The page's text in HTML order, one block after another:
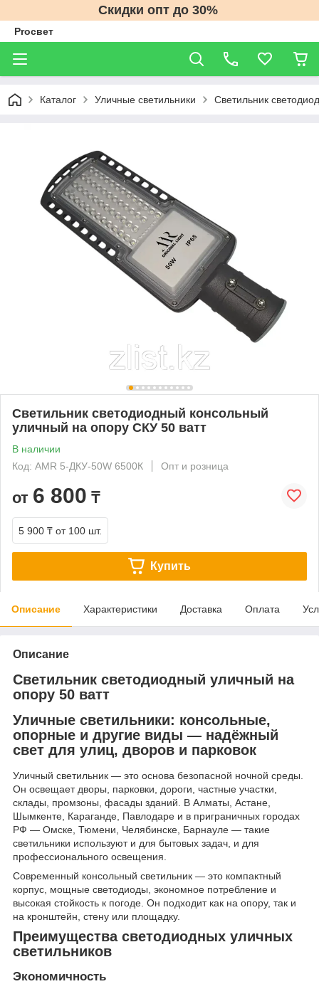
Скидки опт до 30%
Proсвет
Каталог Уличные светильники Светильник
Светильник светодиодный консольный
уличный на опору СКУ 50 ватт
В наличии
Код: AMR 5-ДКУ-50W 6500К
Опт и розница
от 6 800 ₸
5 900 ₸ от 100 шт.
Купить
Описание Характеристики Доставка Оплата
Описание
Светильник светодиодный уличный на
опору 50 ватт
Уличные светильники: консольные,
опорные и другие виды — надёжный
свет для улиц, дворов и парковок
Уличный светильник — это основа безопасной ночной среды.
Он освещает дворы, парковки, дороги, частные участки,
склады, промзоны, фасады зданий. В Алматы, Астане,
Шымкенте, Караганде, Павлодаре и в приграничных городах
РФ — Омске, Тюмени, Челябинске, Барнауле — такие
светильники используют и для бытовых задач, и для
профессионального освещения.
Современный консольный светильник — это компактный
корпус, мощные светодиоды, экономное потребление и
высокая стойкость к погоде. Он подходит как на опору, так и
на кронштейн, стену или площадку.
Преимущества светодиодных уличных
светильников
Экономичность